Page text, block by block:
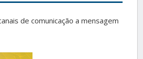
de comunicação a mensagem